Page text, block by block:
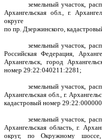
земельный участок,
Архангельская обл., г.
округе
по пр. Дзержинского,
земельный участок,
Российская Федерация,
Архангельск, город
номер 29:22:040211:2281;
земельный участок,
Архангельская обл., г.
кадастровый номер
земельный участок,
Архангельская область, г.
округ, по Окружному